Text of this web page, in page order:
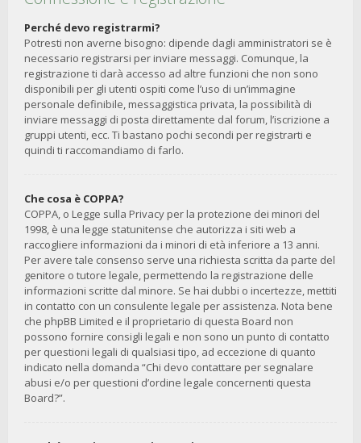
Perché devo registrarmi?
Potresti non averne bisogno: dipende dagli amministratori se è
necessario registrarsi per inviare messaggi. Comunque, la
registrazione ti darà accesso ad altre funzioni che non sono
disponibili per gli utenti ospiti come l’uso di un’immagine
personale definibile, messaggistica privata, la possibilità di
inviare messaggi di posta direttamente dal forum, l’iscrizione a
gruppi utenti, ecc. Ti bastano pochi secondi per registrarti e
quindi ti raccomandiamo di farlo.
Che cosa è COPPA?
COPPA, o Legge sulla Privacy per la protezione dei minori del
1998, è una legge statunitense che autorizza i siti web a
raccogliere informazioni da i minori di età inferiore a 13 anni.
Per avere tale consenso serve una richiesta scritta da parte del
genitore o tutore legale, permettendo la registrazione delle
informazioni scritte dal minore. Se hai dubbi o incertezze, mettiti
in contatto con un consulente legale per assistenza. Nota bene
che phpBB Limited e il proprietario di questa Board non
possono fornire consigli legali e non sono un punto di contatto
per questioni legali di qualsiasi tipo, ad eccezione di quanto
indicato nella domanda “Chi devo contattare per segnalare
abusi e/o per questioni d’ordine legale concernenti questa
Board?”.